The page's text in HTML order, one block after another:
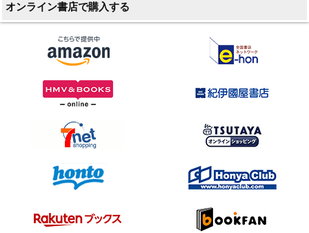
オンライン書店で購入する